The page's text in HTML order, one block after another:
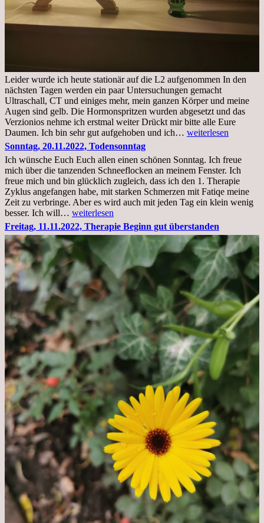
Leider wurde ich heute stationär auf die L2 aufgenommen In den
nächsten Tagen werden ein paar Untersuchungen gemacht
Ultraschall, CT und einiges mehr, mein ganzen Körper und meine
Augen sind gelb. Die Hormonspritzen wurden abgesetzt und das
Verzionios nehme ich erstmal weiter Drückt mir bitte alle Eure
Daumen. Ich bin sehr gut aufgehoben und ich… Mittwoch.
Krankenhaus
stationär
weiterlesen
Sonntag, 20.11.2022, Todensonntag
Ich wünsche Euch Euch allen einen schönen Sonntag. Ich freue
mich über die tanzenden Schneeflocken an meinem Fenster. Ich
freue mich und bin glücklich zugleich, dass ich den 1. Therapie
Zyklus angefangen habe, mit starken Schmerzen mit Fatiqe meine
Zeit zu verbringe. Aber es wird auch mit jeden Tag ein klein wenig
besser. Ich will… Sonntag,
20.11.2022,
Todensonntag
weiterlesen
Freitag, 11.11.2022, Therapie Beginn gut überstanden